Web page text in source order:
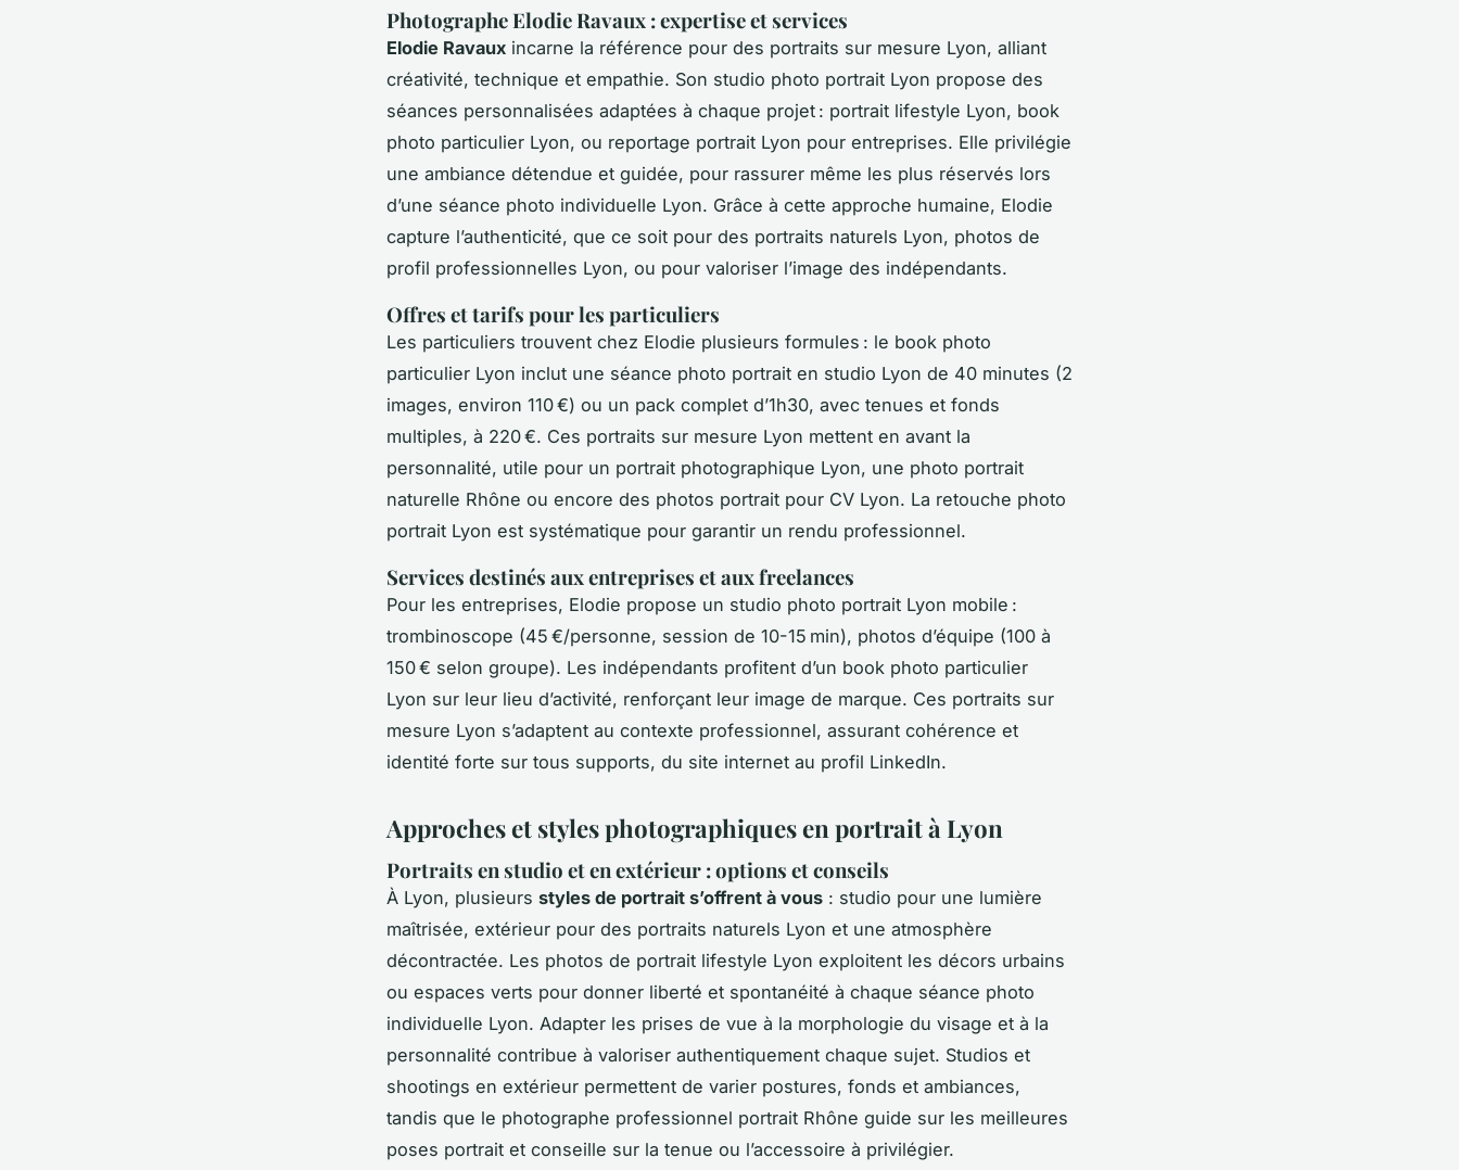
Photographe Elodie Ravaux : expertise et services
Elodie Ravaux incarne la référence pour des portraits sur mesure Lyon, alliant
créativité, technique et empathie. Son studio photo portrait Lyon propose des
séances personnalisées adaptées à chaque projet : portrait lifestyle Lyon, book
photo particulier Lyon, ou reportage portrait Lyon pour entreprises. Elle privilégie
une ambiance détendue et guidée, pour rassurer même les plus réservés lors
d’une séance photo individuelle Lyon. Grâce à cette approche humaine, Elodie
capture l’authenticité, que ce soit pour des portraits naturels Lyon, photos de
profil professionnelles Lyon, ou pour valoriser l’image des indépendants.
Offres et tarifs pour les particuliers
Les particuliers trouvent chez Elodie plusieurs formules : le book photo
particulier Lyon inclut une séance photo portrait en studio Lyon de 40 minutes (2
images, environ 110 €) ou un pack complet d’1h30, avec tenues et fonds
multiples, à 220 €. Ces portraits sur mesure Lyon mettent en avant la
personnalité, utile pour un portrait photographique Lyon, une photo portrait
naturelle Rhône ou encore des photos portrait pour CV Lyon. La retouche photo
portrait Lyon est systématique pour garantir un rendu professionnel.
Services destinés aux entreprises et aux freelances
Pour les entreprises, Elodie propose un studio photo portrait Lyon mobile :
trombinoscope (45 €/personne, session de 10-15 min), photos d’équipe (100 à
150 € selon groupe). Les indépendants profitent d’un book photo particulier
Lyon sur leur lieu d’activité, renforçant leur image de marque. Ces portraits sur
mesure Lyon s’adaptent au contexte professionnel, assurant cohérence et
identité forte sur tous supports, du site internet au profil LinkedIn.
Approches et styles photographiques en portrait à Lyon
Portraits en studio et en extérieur : options et conseils
À Lyon, plusieurs styles de portrait s’offrent à vous : studio pour une lumière
maîtrisée, extérieur pour des portraits naturels Lyon et une atmosphère
décontractée. Les photos de portrait lifestyle Lyon exploitent les décors urbains
ou espaces verts pour donner liberté et spontanéité à chaque séance photo
individuelle Lyon. Adapter les prises de vue à la morphologie du visage et à la
personnalité contribue à valoriser authentiquement chaque sujet. Studios et
shootings en extérieur permettent de varier postures, fonds et ambiances,
tandis que le photographe professionnel portrait Rhône guide sur les meilleures
poses portrait et conseille sur la tenue ou l’accessoire à privilégier.